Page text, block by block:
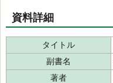
資料詳細
タイトル
副書名
著者